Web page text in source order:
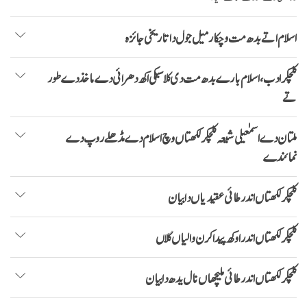
اسلام اتے بدھ مت وچکار میل جول دا تاریخی جائزہ
کلچکر ادب، اسلام بارے بدھ مت دی کلاسیکی اکھ دھرائی دے ماخذ دے طور
تے
ملتان دے اسمٰعیلی شیعہ کلچکر لکھتاں وچ اسلام دے مڈھلے روپ دے
نمائندے
کلچکر لکھتاں اندر طائی عقیدیاں دا بیان
کلچکر لکھتاں اندر اوکھ پیدا کرن والیاں گلاں
کلچکر لکھتاں اندر طائی ملیچھاں نال یدھ دا بیان